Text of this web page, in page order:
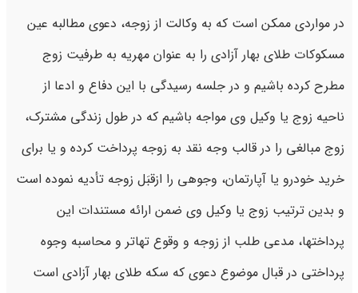
در مواردی ممکن است که به وکالت از زوجه، دعوی مطالبه عین
مسکوکات طلای بهار آزادی را به عنوان مهریه به طرفیت زوج
مطرح کرده باشیم و در جلسه رسیدگی با این دفاع و ادعا از
ناحیه زوج یا وکیل وی مواجه باشیم که در طول زندگی مشترک،
زوج مبالغی را در قالب وجه نقد به زوجه پرداخت کرده و یا برای
خرید خودرو یا آپارتمان، وجوهی را ازقبَل زوجه تأدیه نموده است
و بدین ترتیب زوج یا وکیل وی ضمن ارائه مستندات این
پرداختها، مدعی طلب از زوجه و وقوع تهاتر و محاسبه وجوه
پرداختی در قبال موضوع دعوی که سکه طلای بهار آزادی است